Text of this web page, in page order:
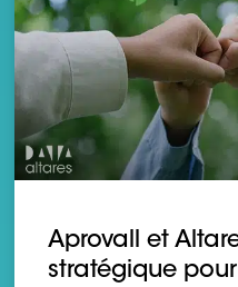
Aprovall et
stratégique